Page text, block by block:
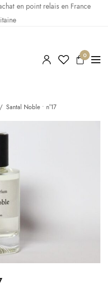
en point relais en France
0
/ Santal Noble • n°17